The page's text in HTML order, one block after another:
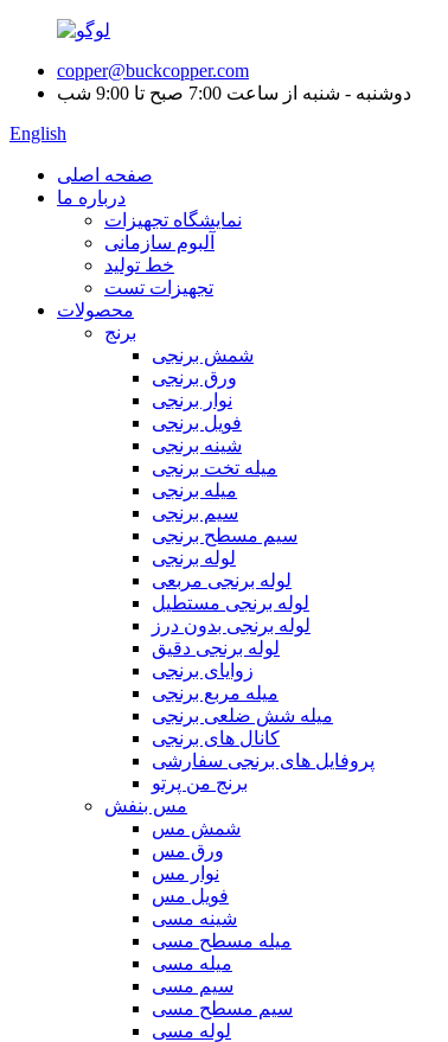
copper@buckcopper.com
دوشنبه - شنبه از ساعت 7:00 صبح تا 9:00 شب
English
صفحه اصلی
درباره ما
نمایشگاه تجهیزات
آلبوم سازمانی
خط تولید
تجهیزات تست
محصولات
برنج
شمش برنجی
ورق برنجی
نوار برنجی
فویل برنجی
شینه برنجی
میله تخت برنجی
میله برنجی
سیم برنجی
سیم مسطح برنجی
لوله برنجی
لوله برنجی مربعی
لوله برنجی مستطیل
لوله برنجی بدون درز
لوله برنجی دقیق
زوایای برنجی
میله مربع برنجی
میله شش ضلعی برنجی
کانال های برنجی
پروفایل های برنجی سفارشی
برنج من پرتو
مس بنفش
شمش مس
ورق مس
نوار مس
فویل مس
شینه مسی
میله مسطح مسی
میله مسی
سیم مسی
سیم مسطح مسی
لوله مسی